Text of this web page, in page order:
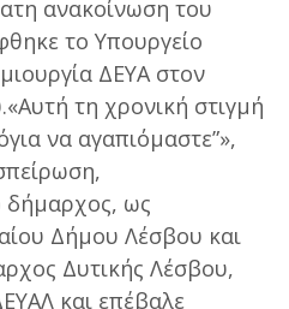
ανακοίνωση του
το Υπουργείο
ΔΕΥΑ στον
τη χρονική στιγμή
να αγαπιόμαστε”»,
δήμαρχος, ως
Δήμου Λέσβου και
Δυτικής Λέσβου,
και επέβαλε